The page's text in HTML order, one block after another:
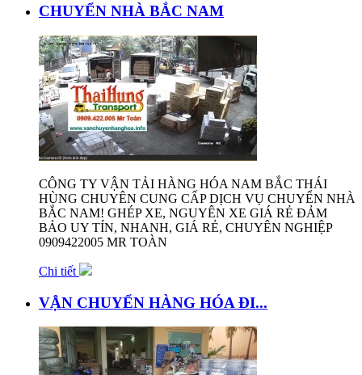
CHUYỂN NHÀ BẮC NAM
CÔNG TY VẬN TẢI HÀNG HÓA NAM BẮC THÁI
HÙNG CHUYÊN CUNG CẤP DỊCH VỤ CHUYỂN NHÀ
BẮC NAM! GHÉP XE, NGUYÊN XE GIÁ RẺ ĐẢM
BẢO UY TÍN, NHANH, GIÁ RẺ, CHUYÊN NGHIỆP
0909422005 MR TOÀN
Chi tiết
VẬN CHUYỂN HÀNG HÓA ĐI...